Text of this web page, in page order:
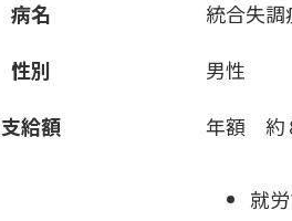
病名
統合失調
性別
男性
支給額
年額 約
就